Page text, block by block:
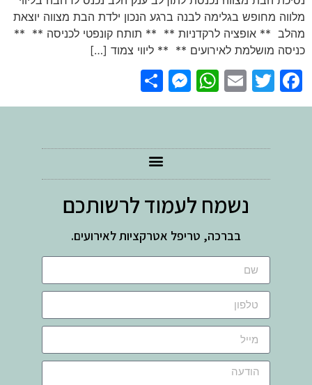
מלווה מחופש בגלימה לבנה ברגע הנכון ילדת הבת מצווה יוצאת
מהלב ** אופציה לרקדניות ** ** תותח קונפטי לכניסה ** **
כניסה מושלמת לאירועים ** ** ליווי צמוד […]
Facebook
Twitter
Email
WhatsApp
Messenger
נשמח לעמוד לרשותכם
בברכה, טריפל אטרקציות לאירועים.